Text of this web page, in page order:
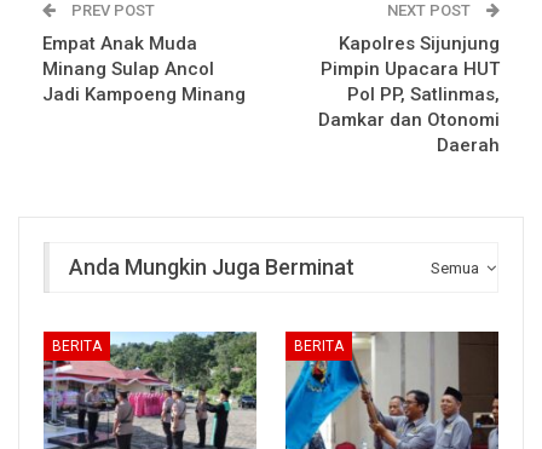
PREV POST
Empat Anak Muda
Minang Sulap Ancol
Jadi Kampoeng Minang
NEXT POST
Kapolres Sijunjung
Pimpin Upacara HUT
Pol PP, Satlinmas,
Damkar dan Otonomi
Daerah
Semua
Anda Mungkin Juga Berminat
BERITA BERITA